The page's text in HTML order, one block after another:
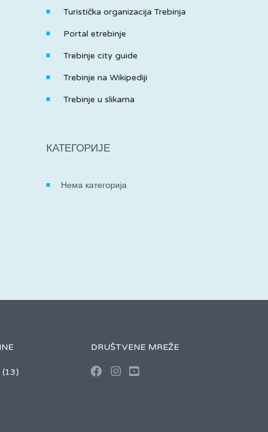
Turistička organizacija Trebinja
Portal etrebinje
Trebinje city guide
Trebinje na Wikipediji
Trebinje u slikama
КАТЕГОРИЈЕ
Нема категорија
(13)
DRUŠTVENE MREŽE